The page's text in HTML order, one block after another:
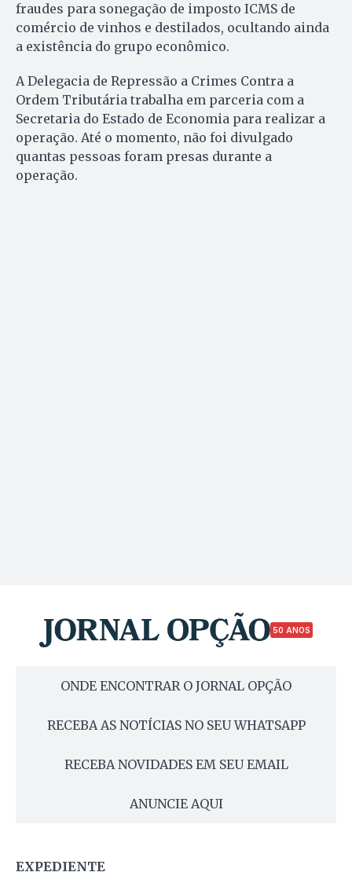
fraudes para sonegação de imposto ICMS de
comércio de vinhos e destilados, ocultando ainda
a existência do grupo econômico.
A Delegacia de Repressão a Crimes Contra a
Ordem Tributária trabalha em parceria com a
Secretaria do Estado de Economia para realizar a
operação. Até o momento, não foi divulgado
quantas pessoas foram presas durante a
operação.
50 ANOS
ONDE ENCONTRAR O JORNAL OPÇÃO
RECEBA AS NOTÍCIAS NO SEU WHATSAPP
RECEBA NOVIDADES EM SEU EMAIL
ANUNCIE AQUI
EXPEDIENTE